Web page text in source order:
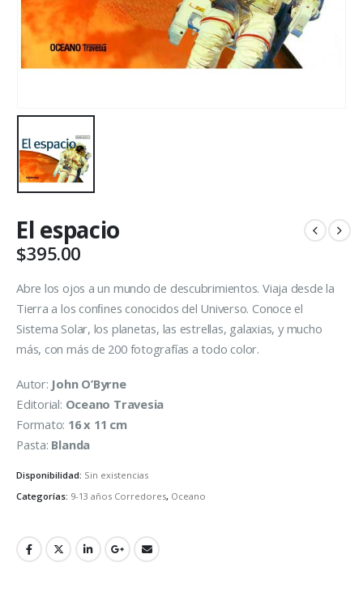
El espacio
$395.00
Abre los ojos a un mundo de descubrimientos. Viaja desde la
Tierra a los conﬁnes conocidos del Universo. Conoce el
Sistema Solar, los planetas, las estrellas, galaxias, y mucho
más, con más de 200 fotografías a todo color.
Autor: John O’Byrne
Editorial: Oceano Travesia
Formato: 16 x 11 cm
Pasta: Blanda
Disponibilidad: Sin existencias
Categorías: 9-13 años Corredores, Oceano